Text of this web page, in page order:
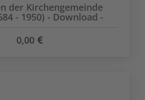
der Kirchengemeinde
- 1950) - Download -
0,00